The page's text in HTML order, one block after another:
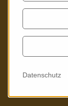
Datenschutz